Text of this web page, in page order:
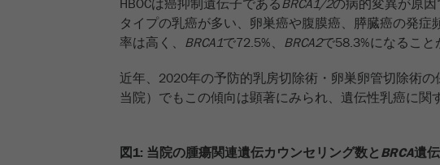
タイプの乳癌が多い、卵巣癌や腹膜癌、膵臓癌の発症
率は高く、 BRCA1で72.5%、 BRCA2で58.3%になるこ
近年、2020年の予防的乳房切除術・卵巣卵管切除術の
当院）でもこの傾向は顕著にみられ、遺伝性乳癌に関
図1: 当院の腫瘍関連遺伝カウンセリング数と BRCA遺